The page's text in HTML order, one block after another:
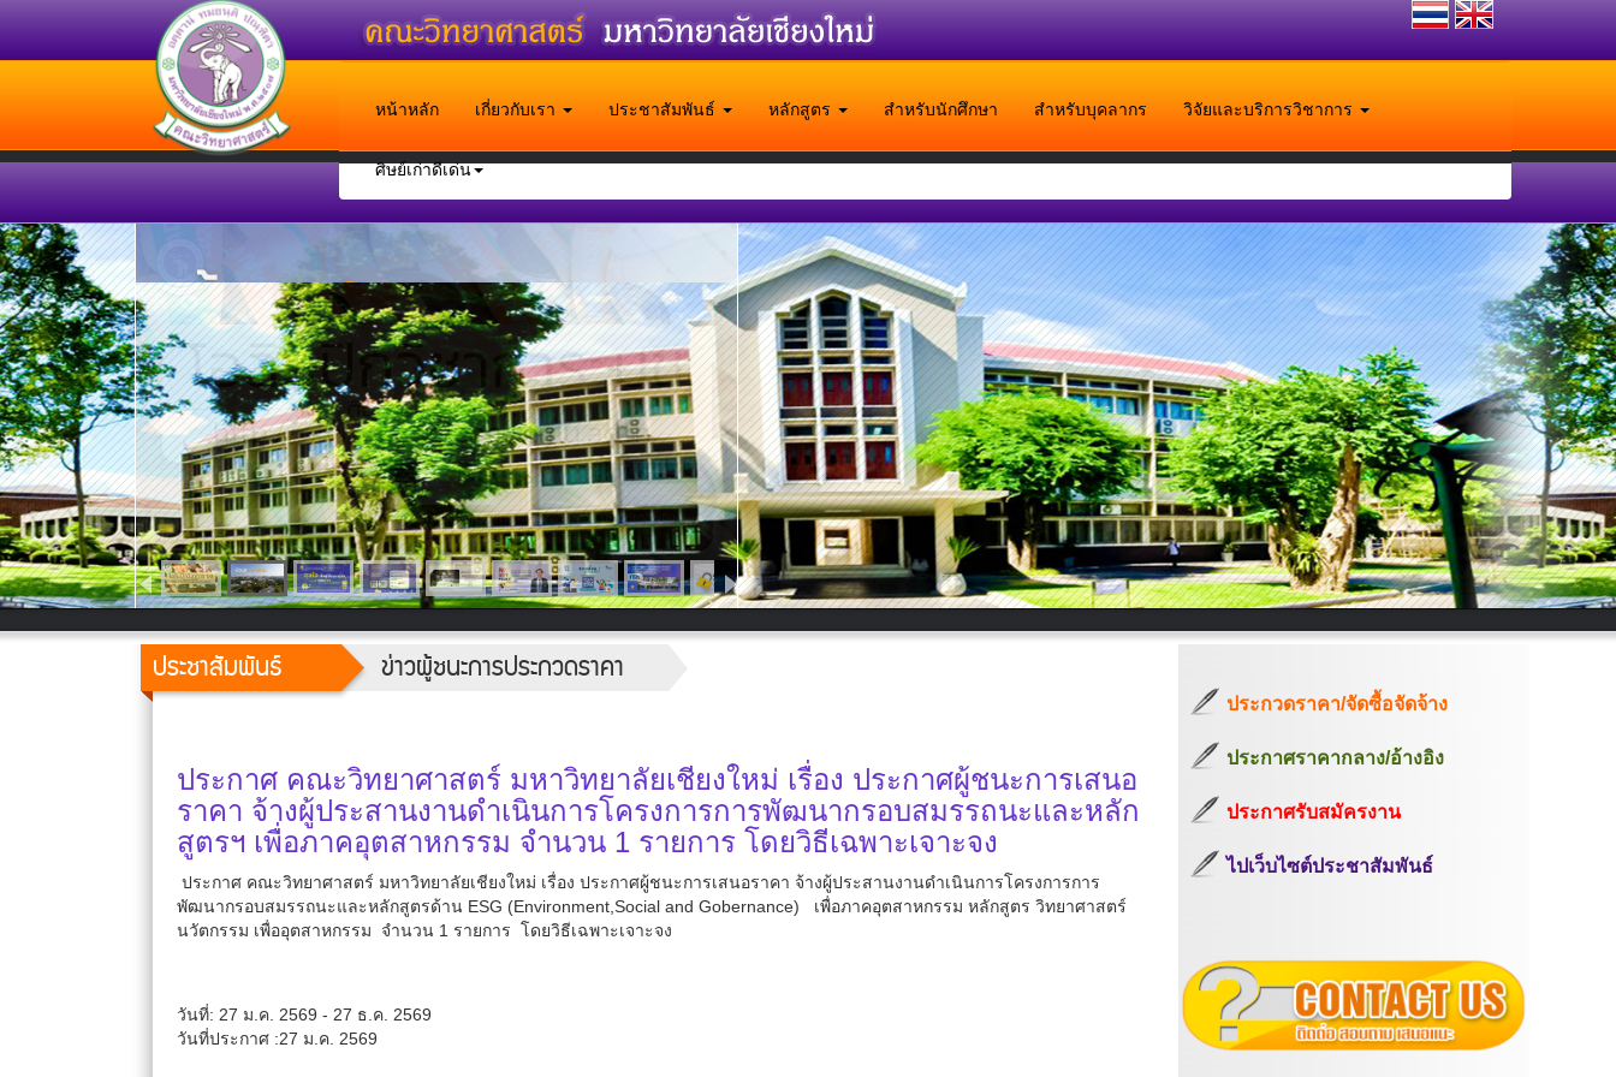
หน้าหลัก เกี่ยวกับเรา ประชาสัมพันธ์ หลักสูตร สำหรับนักศึกษา สำหรับบุคลากร วิจัยและบริการวิชาการ
ศิษย์เก่าดีเด่น
ประชาสัมพันธ์ ข่าวผู้ชนะการประกวดราคา
ประกาศ คณะวิทยาศาสตร์ มหาวิทยาลัยเชียงใหม่ เรื่อง ประกาศผู้ชนะการเสนอ
ราคา จ้างผู้ประสานงานดำเนินการโครงการการพัฒนากรอบสมรรถนะและหลัก
สูตรฯ เพื่อภาคอุตสาหกรรม จำนวน 1 รายการ โดยวิธีเฉพาะเจาะจง
ประกาศ คณะวิทยาศาสตร์ มหาวิทยาลัยเชียงใหม่ เรื่อง ประกาศผู้ชนะการเสนอราคา จ้างผู้ประสานงานดำเนินการโครงการการ
พัฒนากรอบสมรรถนะและหลักสูตรด้าน ESG (Environment,Social and Gobernance) เพื่อภาคอุตสาหกรรม หลักสูตร วิทยาศาสตร์
นวัตกรรม เพื่ออุตสาหกรรม จำนวน 1 รายการ โดยวิธีเฉพาะเจาะจง
วันที่: 27 ม.ค. 2569 - 27 ธ.ค. 2569
วันที่ประกาศ :27 ม.ค. 2569
ประกวดราคา/จัดซื้อจัดจ้าง
ประกาศราคากลาง/อ้างอิง
ประกาศรับสมัครงาน
ไปเว็บไซต์ประชาสัมพันธ์